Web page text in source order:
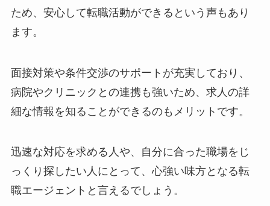
ため、安心して転職活動ができるという声もあり
ます。
面接対策や条件交渉のサポートが充実しており、
病院やクリニックとの連携も強いため、求人の詳
細な情報を知ることができるのもメリットです。
迅速な対応を求める人や、自分に合った職場をじ
っくり探したい人にとって、心強い味方となる転
職エージェントと言えるでしょう。